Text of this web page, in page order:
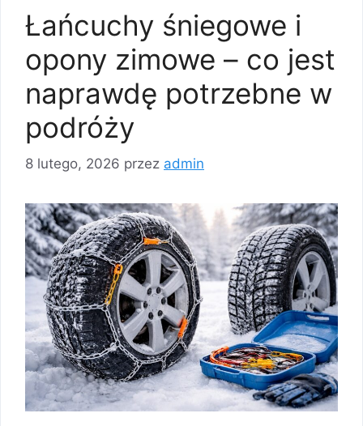
Łańcuchy śniegowe i
opony zimowe – co jest
naprawdę potrzebne w
podróży
8 lutego, 2026 przez admin